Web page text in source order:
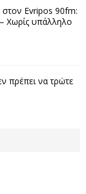
Evripos 90fm:
Χωρίς υπάλληλο
πρέπει να τρώτε